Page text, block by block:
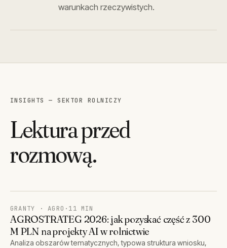
warunkach rzeczywistych.
INSIGHTS — SEKTOR ROLNICZY
Lektura przed
rozmową.
GRANTY · AGRO · 11 MIN
AGROSTRATEG 2026: jak pozyskać część z 300
M PLN na projekty AI w rolnictwie
Analiza obszarów tematycznych, typowa struktura wniosku,